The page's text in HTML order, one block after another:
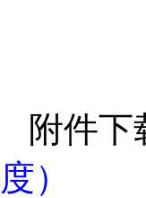
附件下
度）